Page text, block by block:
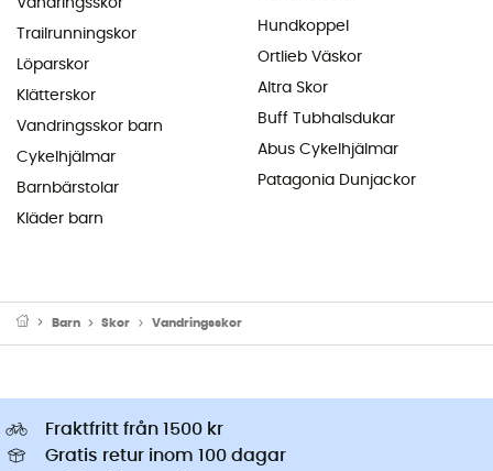
Trailrunningskor
Löparskor
Klätterskor
Vandringsskor barn
Cykelhjälmar
Barnbärstolar
Kläder barn
Hundkoppel
Ortlieb Väskor
Altra Skor
Buff Tubhalsdukar
Abus Cykelhjälmar
Patagonia Dunjackor
Barn Skor Vandringsskor
Fraktfritt från 1500 kr
Gratis retur inom 100 dagar